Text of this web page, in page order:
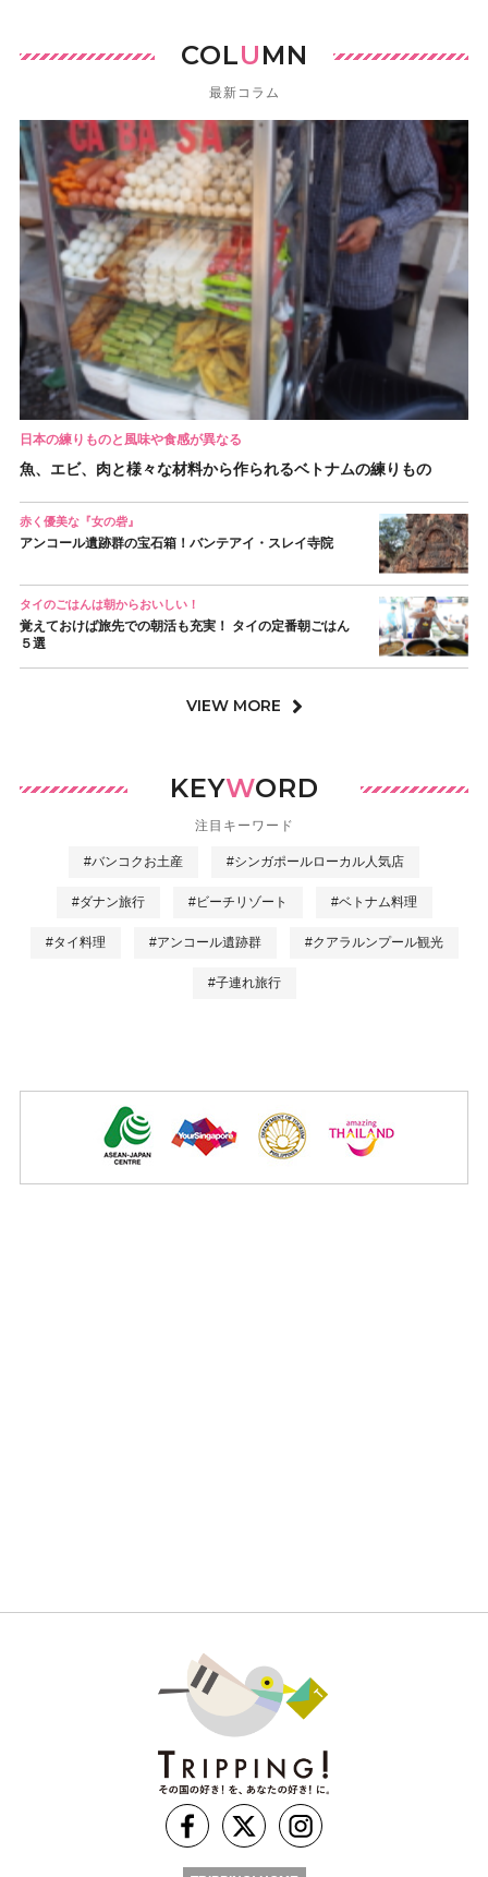
COLUMN
最新コラム
日本の練りものと風味や食感が異なる
魚、エビ、肉と様々な材料から作られるベトナムの練りもの
赤く優美な『女の砦』
アンコール遺跡群の宝石箱！バンテアイ・スレイ寺院
タイのごはんは朝からおいしい！
覚えておけば旅先での朝活も充実！ タイの定番朝ごはん
５選
VIEW MORE
KEYWORD
注目キーワード
#バンコクお土産 #シンガポールローカル人気店
#ダナン旅行 #ビーチリゾート #ベトナム料理
#タイ料理 #アンコール遺跡群 #クアラルンプール観光
#子連れ旅行